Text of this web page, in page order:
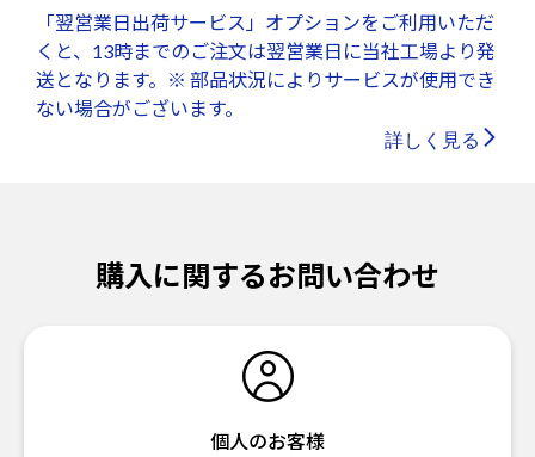
「翌営業日出荷サービス」オプションをご利用いただ
くと、13時までのご注文は翌営業日に当社工場より発
送となります。※ 部品状況によりサービスが使用でき
ない場合がございます。
詳しく見る
購入に関するお問い合わせ
個人のお客様